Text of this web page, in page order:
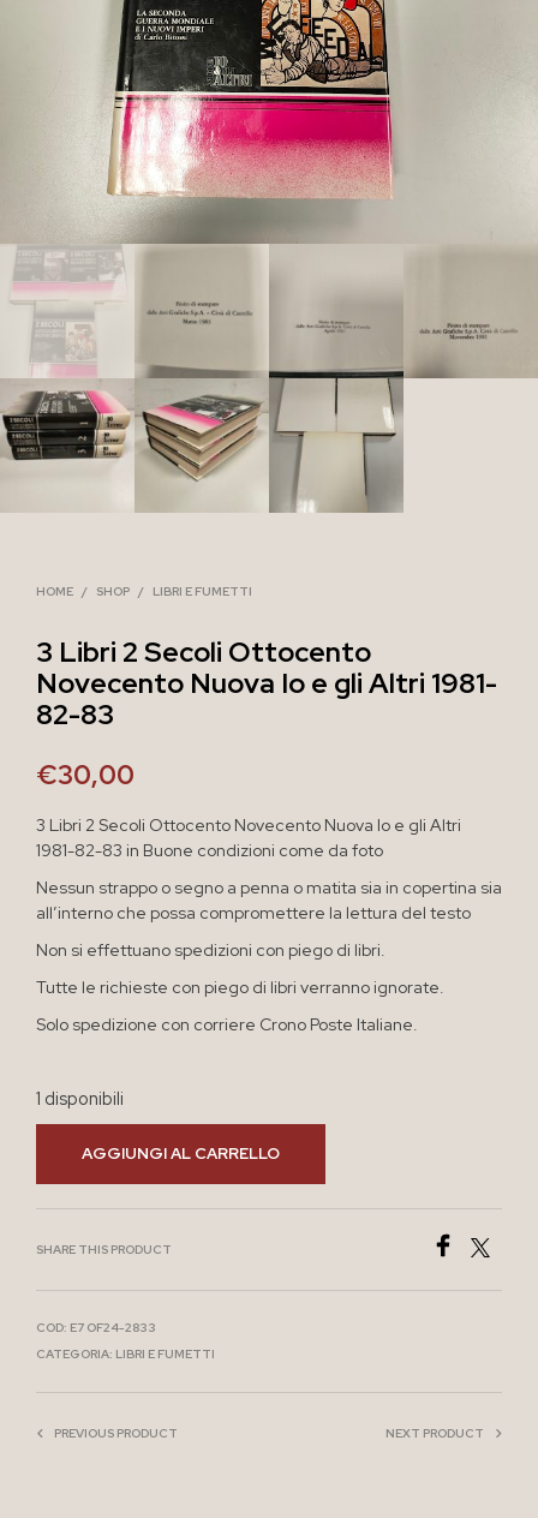
HOME / SHOP / LIBRI E FUMETTI
3 Libri 2 Secoli Ottocento
Novecento Nuova Io e gli Altri 1981-
82-83
€30,00
3 Libri 2 Secoli Ottocento Novecento Nuova Io e gli Altri
1981-82-83 in Buone condizioni come da foto
Nessun strappo o segno a penna o matita sia in copertina sia
all’interno che possa compromettere la lettura del testo
Non si effettuano spedizioni con piego di libri.
Tutte le richieste con piego di libri verranno ignorate.
Solo spedizione con corriere Crono Poste Italiane.
1 disponibili
AGGIUNGI AL CARRELLO
SHARE THIS PRODUCT
COD: E7 OF24-2833
CATEGORIA: LIBRI E FUMETTI
PREVIOUS PRODUCT NEXT PRODUCT